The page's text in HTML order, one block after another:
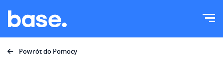
Powrót do Pomocy